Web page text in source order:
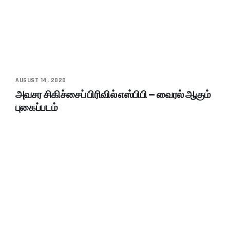
AUGUST 14, 2020
அவசர சிகிச்சைப் பிரிவில் எஸ்பிபி – வைரல் ஆகும்
புகைப்படம்